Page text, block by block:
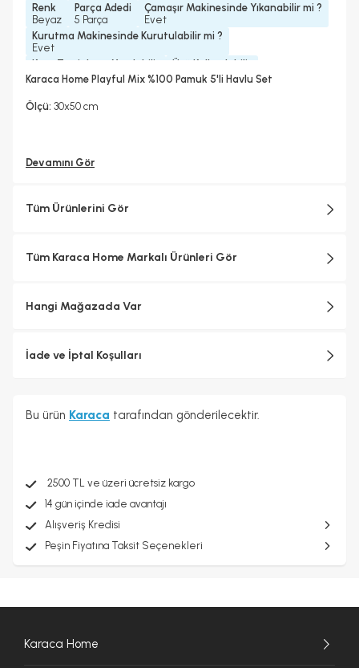
Renk
Beyaz
Parça Adedi
5 Parça
Çamaşır Makinesinde Yıkanabilir mi ?
Evet
Kurutma Makinesinde Kurutulabilir mi ?
Evet
Kuru Temizleme Yapılabilir
Evet
Ütü Kullanılabilir
Evet
Karaca Home Playful Mix %100 Pamuk 5'li Havlu Set
Ölçü: 30x50 cm
Devamını Gör
Tüm Ürünlerini Gör
Tüm Karaca Home Markalı Ürünleri Gör
Hangi Mağazada Var
İade ve İptal Koşulları
Bu ürün Karaca tarafından gönderilecektir.
2500 TL ve üzeri ücretsiz kargo
14 gün içinde iade avantajı
Alışveriş Kredisi
Peşin Fiyatına Taksit Seçenekleri
Karaca Home